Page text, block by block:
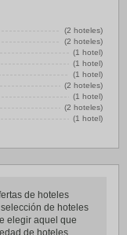
(2 hoteles)
(2 hoteles)
(1 hotel)
(1 hotel)
(1 hotel)
(2 hoteles)
(1 hotel)
(2 hoteles)
(1 hotel)
de hoteles
de hoteles
elegir aquel que
de hoteles